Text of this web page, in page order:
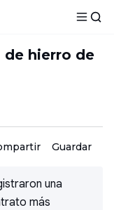
hierro de
Guardar
una
más